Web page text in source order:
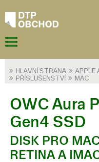
HLAVNÍ STRANA
APPLE
PŘÍSLUŠENSTVÍ
MAC
OWC Aura
Gen4 SSD
DISK PRO
RETINA A